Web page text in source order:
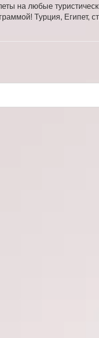
на любые
Турция, Египет,